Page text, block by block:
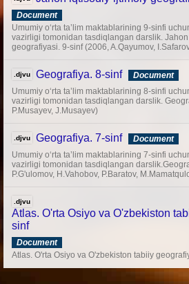
Document
Umumiy o‘rta ta’lim maktablarining 9-sinfi
vazirligi tomonidan tasdiqlangan darslik.
geografiyasi. 9-sinf (2006, A.Qayumov,
.djvu Geografiya. 8-sinf Document
Umumiy o‘rta ta’lim maktablarining 8-sinfi
vazirligi tomonidan tasdiqlangan darslik.
P.Musayev, J.Musayev)
.djvu Geografiya. 7-sinf Document
Umumiy o‘rta ta’lim maktablarining 7-sinfi
vazirligi tomonidan tasdiqlangan
P.G'ulomov, H.Vahobov, P.Baratov,
.djvu
Atlas. O'rta Osiyo va O'zbekiston
sinf
Document
Atlas. O'rta Osiyo va O'zbekiston tabiiy